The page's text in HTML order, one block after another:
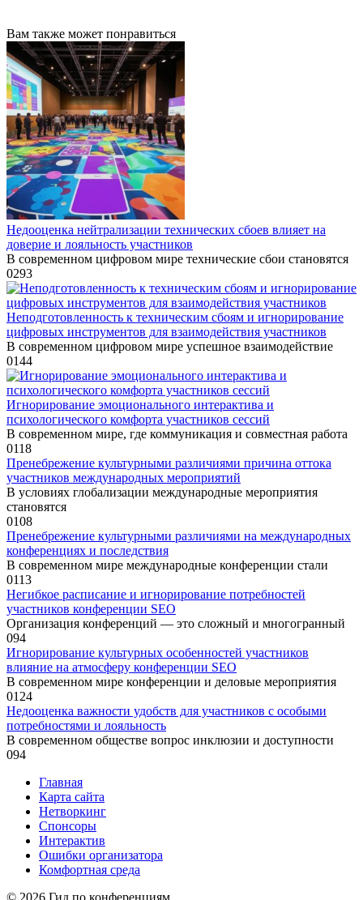
Вам также может понравиться
Недооценка нейтрализации технических сбоев влияет на
доверие и лояльность участников
В современном цифровом мире технические сбои становятся
0293
Неподготовленность к техническим сбоям и игнорирование
цифровых инструментов для взаимодействия участников
В современном цифровом мире успешное взаимодействие
0144
Игнорирование эмоционального интерактива и
психологического комфорта участников сессий
В современном мире, где коммуникация и совместная работа
0118
Пренебрежение культурными различиями причина оттока
участников международных мероприятий
В условиях глобализации международные мероприятия
становятся
0108
Пренебрежение культурными различиями на международных
конференциях и последствия
В современном мире международные конференции стали
0113
Негибкое расписание и игнорирование потребностей
участников конференции SEO
Организация конференций — это сложный и многогранный
094
Игнорирование культурных особенностей участников
влияние на атмосферу конференции SEO
В современном мире конференции и деловые мероприятия
0124
Недооценка важности удобств для участников с особыми
потребностями и лояльность
В современном обществе вопрос инклюзии и доступности
094
Главная
Карта сайта
Нетворкинг
Спонсоры
Интерактив
Ошибки организатора
Комфортная среда
© 2026 Гид по конференциям